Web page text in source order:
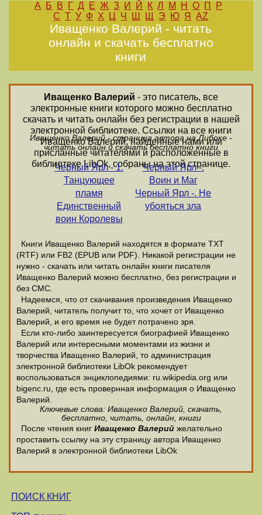
А Б В Г Д Е Ж З И Й К Л М Н О П
Р
С Т У Ф Х Ц Ч Ш Щ Э Ю Я AZ
Иващенко Валерий - читать
онлайн и скачать бесплатно
книги
Иващенко Валерий - это писатель, все
электронные книги которого можно бесплатно
скачать и читать онлайн без регистрации в нашей
электронной библиотеке. Ссылки на все книги
Иващенко Валерий, найденные нами или
присланные читателями и расположенные в
библиотеке LibOk, собраны на этой странице.
Иващенко Валерий - страница автора на Либоке -
читать онлайн и скачать бесплатно книги
Черный Ярл - 1.
Танцующее
пламя
Единственный
воин Королевы
Черный Ярл -.
Воин и Маг
Черный Ярл -. Не
убояться зла
Книги Иващенко Валерий находятся в формате ТХТ
(RTF) или FB2 (EPUB или PDF). Никакой регистрации не
нужно - скачать или читать онлайн книги писателя
Иващенко Валерий можно бесплатно, без регистрации и
без СМС.
Надеемся, что от скачивания произведения Иващенко
Валерий, читатель получит то, что хочет от Иващенко
Валерий, и его время не будет потрачено зря.
Если кто-либо заинтересуется биографией Иващенко
Валерий или интересными моментами из жизни и
творчества Иващенко Валерий, то администрация
электронной библиотеки LibOk рекомендует
воспользоваться энциклопедиями: ru.wikipedia.org или
bigenc.ru, где есть провернная информация о Иващенко
Валерий.
Ключевые слова: Иващенко Валерий, скачать,
бесплатно, читать, онлайн, книги
После чтения книг Иващенко Валерий желательно
проставить ссылку на эту страницу автора Иващенко
Валерий в электронной библиотеки LibOk
ПОИСК КНИГ